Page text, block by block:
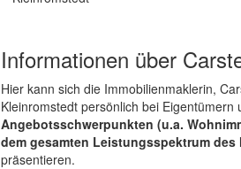
Informationen über
Hier kann sich die Immobilienmaklerin,
Kleinromstedt persönlich bei
Angebotsschwerpunkten (u.a.
dem gesamten Leistungsspektrum
präsentieren.